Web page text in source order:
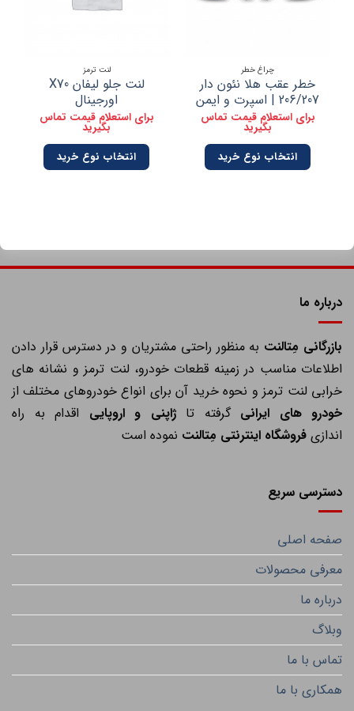
چراغ خطر
خطر عقب هلا نئون دار
206/207 | اسپرت و ایمن
برای استعلام قیمت تماس
بگیرید
انتخاب نوع خرید
لنت ترمز
لنت جلو لیفان X70
اورجینال
برای استعلام قیمت تماس
بگیرید
انتخاب نوع خرید
درباره ما
بازرگانی مِتالنتبه منظور راحتی مشتریان و در دسترس قرار دادن
اطلاعات مناسب در زمینه قطعات خودرو، لنت ترمز و نشانه های
خرابی لنت ترمز و نحوه خرید آن برای انواع خودروهای مختلف از
خودرو های ایرانیگرفته تاژاپنی و اروپاییاقدام به راه
اندازیفروشگاه اینترنتی مِتالنتنموده است
دسترسی سریع
صفحه اصلی
معرفی محصولات
درباره ما
وبلاگ
تماس با ما
همکاری با ما